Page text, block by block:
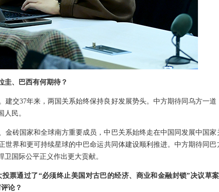
圭、巴西有何期待？
交37年来，两国关系始终保持良好发展势头。中方期待同乌方一道
民。
金砖国家和全球南方重要成员，中巴关系始终走在中国同发展中国
界和更可持续星球的中巴命运共同体建设顺利推进。中方期待同巴
国际公平正义作出更大贡献。
投票通过了“必须终止美国对古巴的经济、商业和金融封锁”决议草
论？